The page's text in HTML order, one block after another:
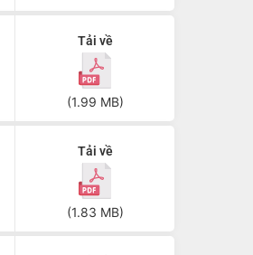
Tải về
(1.99 MB)
Tải về
(1.83 MB)